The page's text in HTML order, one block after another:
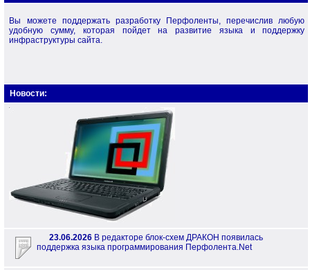
Вы можете поддержать разработку Перфоленты, перечислив любую
удобную сумму, которая пойдет на развитие языка и поддержку
инфраструктуры сайта.
Новости:
23.06.2026 В редакторе блок-схем ДРАКОН появилась
поддержка языка программирования Перфолента.Net